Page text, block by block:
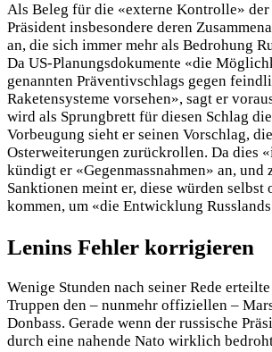
Als Beleg für die «externe Kontrolle»
Präsident insbesondere deren
an, die sich immer mehr als Bedrohung
Da US-Planungsdokumente «die
genannten Präventivschlags gegen
Raketensysteme vorsehen», sagt er
wird als Sprungbrett für diesen Schlag
Vorbeugung sieht er seinen Vorschlag,
Ost­erweiterungen zurückrollen. Da dies
kündigt er «Gegenmassnahmen» an, und
Sanktionen meint er, diese würden selbst
kommen, um «die Entwicklung
Lenins Fehler korrigieren
Wenige Stunden nach seiner Rede
Truppen den – nunmehr offiziellen –
Donbass. Gerade wenn der russische
durch eine nahende Nato wirklich